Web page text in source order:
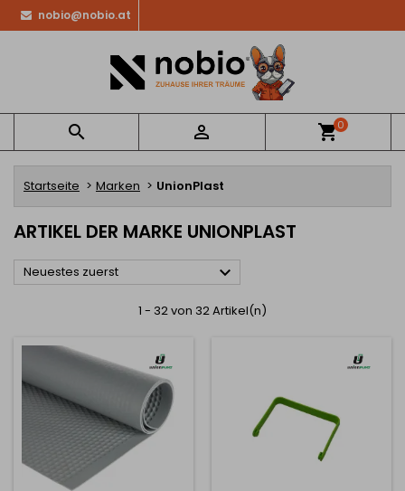
nobio@nobio.at
  shopping_cart0
Startseite Marken UnionPlast
ARTIKEL DER MARKE UNIONPLAST
Neuestes zuerst 
1 - 32 von 32 Artikel(n)